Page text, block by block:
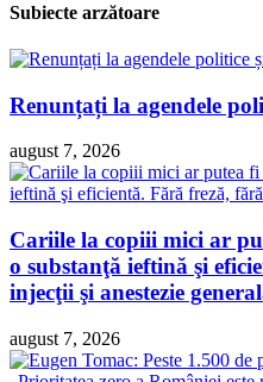
Subiecte arzătoare
Renunțați la agendele
august 7, 2026
Cariile la copiii mici ar
o substanţă ieftină şi
injecţii şi anestezie
august 7, 2026